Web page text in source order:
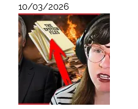
10/03/2026